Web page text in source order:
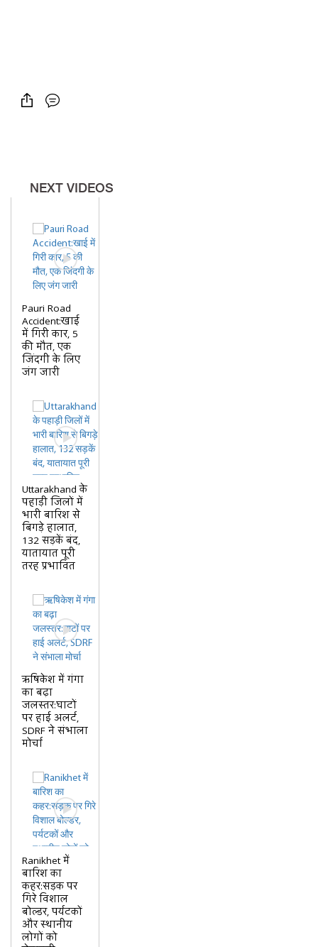
NEXT VIDEOS
Pauri Road
Accident:खाई
में गिरी कार, 5
की मौत, एक
जिंदगी के लिए
जंग जारी
Uttarakhand के
पहाड़ी जिलों में
भारी बारिश से
बिगड़े हालात,
132 सड़कें बंद,
यातायात पूरी
तरह प्रभावित
ऋषिकेश में गंगा
का बढ़ा
जलस्तर:घाटों
पर हाई अलर्ट,
SDRF ने संभाला
मोर्चा
Ranikhet में
बारिश का
कहर:सड़क पर
गिरे विशाल
बोल्डर, पर्यटकों
और स्थानीय
लोगों को